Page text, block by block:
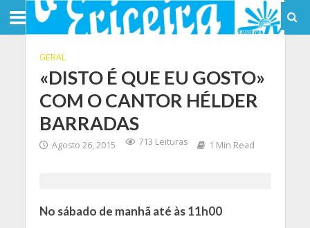
GERAL
«DISTO É QUE EU GOSTO»
COM O CANTOR HÉLDER
BARRADAS
Agosto 26, 2015 713 Leituras 1 Min Read
No sábado de manhã até às 11h00